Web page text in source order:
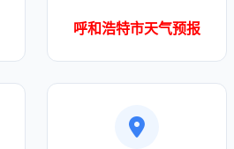
呼和浩特市天气预报